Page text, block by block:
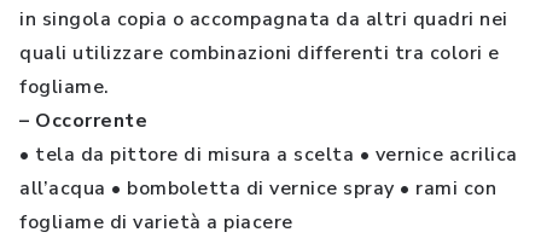
in singola copia o accompagnata da altri quadri nei
quali utilizzare combinazioni differenti tra colori e
fogliame.
– Occorrente
• tela da pittore di misura a scelta • vernice acrilica
all’acqua • bomboletta di vernice spray • rami con
fogliame di varietà a piacere